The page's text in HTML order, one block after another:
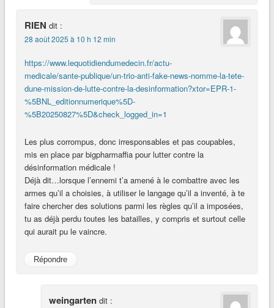
RIEN dit :
28 août 2025 à 10 h 12 min
https://www.lequotidiendumedecin.fr/actu-
medicale/sante-publique/un-trio-anti-fake-news-nomme-la-tete-
dune-mission-de-lutte-contre-la-desinformation?xtor=EPR-1-
%5BNL_editionnumerique%5D-
%5B20250827%5D&check_logged_in=1
Les plus corrompus, donc irresponsables et pas coupables,
mis en place par bigpharmaffia pour lutter contre la
désinformation médicale !
Déjà dit…lorsque l’ennemi t’a amené à le combattre avec les
armes qu’il a choisies, à utiliser le langage qu’il a inventé, à te
faire chercher des solutions parmi les règles qu’il a imposées,
tu as déjà perdu toutes les batailles, y compris et surtout celle
qui aurait pu le vaincre.
Répondre
weingarten dit :